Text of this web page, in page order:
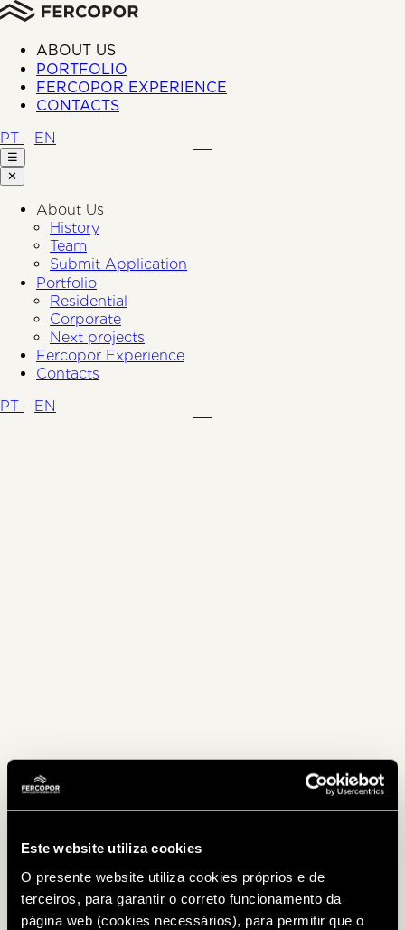
Este website utiliza cookies
O presente website utiliza cookies próprios e de
terceiros, para garantir o correto funcionamento da
página web (cookies necessários), para permitir que o
ABOUT US
PORTFOLIO
FERCOPOR EXPERIENCE
CONTACTS
PT - EN
☰
✕
About Us
History
Team
Submit Application
Portfolio
Residential
Corporate
Next projects
Fercopor Experience
Contacts
PT - EN